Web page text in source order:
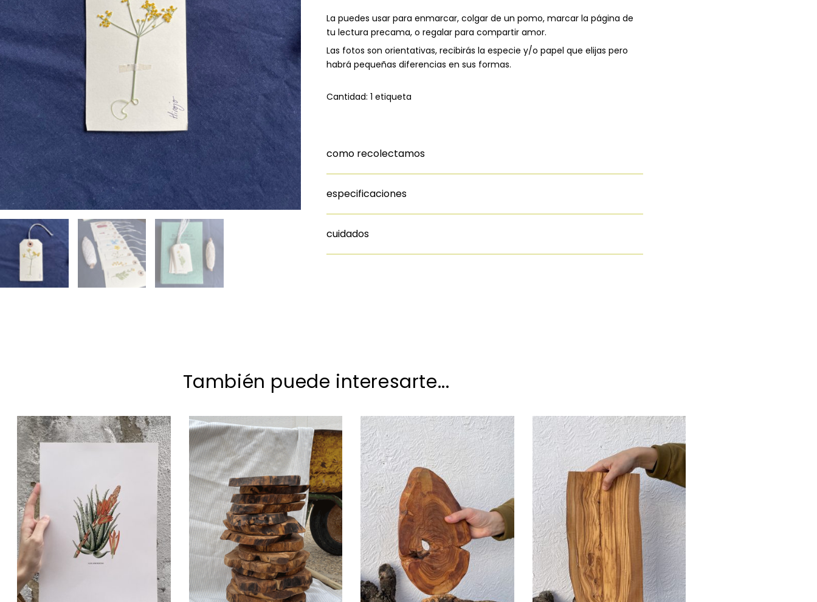
La puedes usar para enmarcar, colgar de un pomo, marcar la página de
tu lectura precama, o regalar para compartir amor.
Las fotos son orientativas, recibirás la especie y/o papel que elijas pero
habrá pequeñas diferencias en sus formas.
Cantidad: 1 etiqueta
como recolectamos
especificaciones
cuidados
También puede interesarte...